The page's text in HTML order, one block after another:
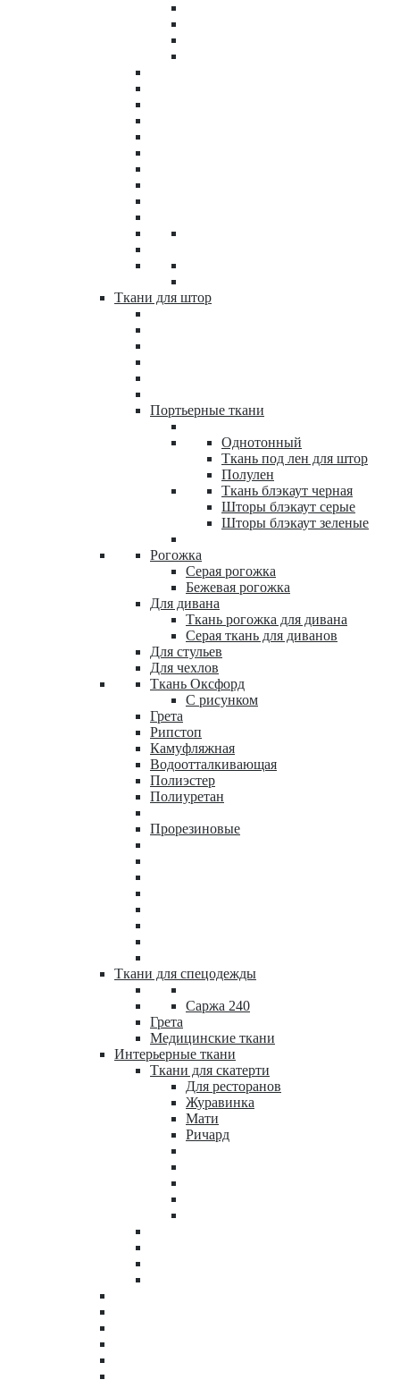
Ткани для штор
Портьерные ткани
Однотонный
Ткань под лен для штор
Полулен
Ткань блэкаут черная
Шторы блэкаут серые
Шторы блэкаут зеленые
Рогожка
Серая рогожка
Бежевая рогожка
Для дивана
Ткань рогожка для дивана
Серая ткань для диванов
Для стульев
Для чехлов
Ткань Оксфорд
С рисунком
Грета
Рипстоп
Камуфляжная
Водоотталкивающая
Полиэстер
Полиуретан
Прорезиновые
Ткани для спецодежды
Саржа 240
Грета
Медицинские ткани
Интерьерные ткани
Ткани для скатерти
Для ресторанов
Журавинка
Мати
Ричард